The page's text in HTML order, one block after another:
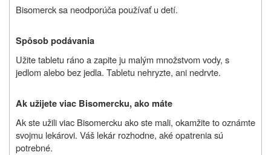
Bisomerck sa neodporúča používať u detí.
Spôsob podávania
Užite tabletu ráno a zapite ju malým množstvom vody, s
jedlom alebo bez jedla. Tabletu nehryzte, ani nedrvte.
Ak užijete viac Bisomercku, ako máte
Ak ste užili viac Bisomercku ako ste mali, okamžite to oznámte
svojmu lekárovi. Váš lekár rozhodne, aké opatrenia sú
potrebné.